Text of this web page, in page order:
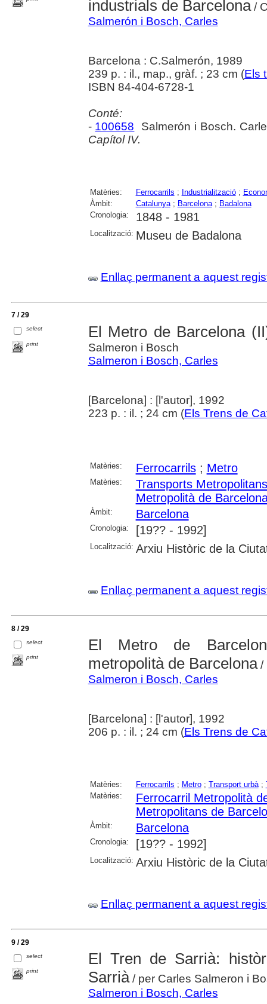
industrials de Barcelona/
Salmerón i Bosch, Carles
Barcelona : C.Salmerón, 1989
239 p. : il., map., gràf. ; 23 cm (Els
ISBN 84-404-6728-1
Conté:
- 100658 Salmerón i Bosch.
Capítol IV.
Matèries: Ferrocarrils ; Industrialització;
Àmbit:
Catalunya; Barcelona; Badalona
Cronologia:
1848 - 1981
Localització: Museu de Badalona
Enllaç permanent a aquest
7 / 29
select
print
El Metro de Barcelona
Salmeron i Bosch
Salmeron i Bosch, Carles
[Barcelona] : [l'autor], 1992
223 p. : il. ; 24 cm (Els Trens de
Matèries: Ferrocarrils; Metro
Matèries:
Transports
Metropolità de
Àmbit: Barcelona
Cronologia: [19?? - 1992]
Localització: Arxiu Històric de la
Enllaç permanent a aquest
8 / 29
select
print
El Metro de
metropolità de Barcelona/
Salmeron i Bosch, Carles
[Barcelona] : [l'autor], 1992
206 p. : il. ; 24 cm (Els Trens de
Matèries: Ferrocarrils ; Metro; Transport urbà;
Matèries:
Ferrocarril Metropolità
Metropolitans de
Àmbit: Barcelona
Cronologia: [19?? - 1992]
Localització: Arxiu Històric de la
Enllaç permanent a aquest
9 / 29
select
print
El Tren de Sarrià:
Sarrià/ per Carles Salmeron i
Salmeron i Bosch, Carles